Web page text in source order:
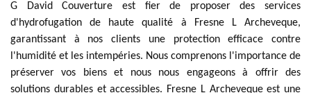
G David Couverture est fier de proposer des services
d'hydrofugation de haute qualité à Fresne L Archeveque,
garantissant à nos clients une protection efficace contre
l'humidité et les intempéries. Nous comprenons l'importance de
préserver vos biens et nous nous engageons à offrir des
solutions durables et accessibles. Fresne L Archeveque est une